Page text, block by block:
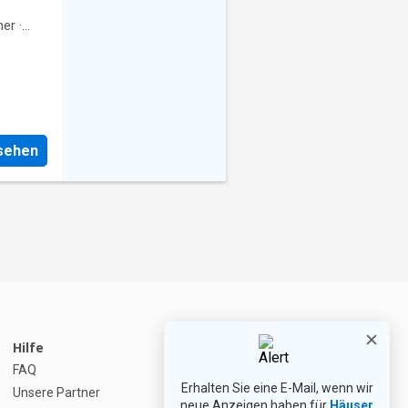
des
·
Erhalten Sie eine E-Mail, wenn wir
Hilfe
FAQ
Unsere Partner